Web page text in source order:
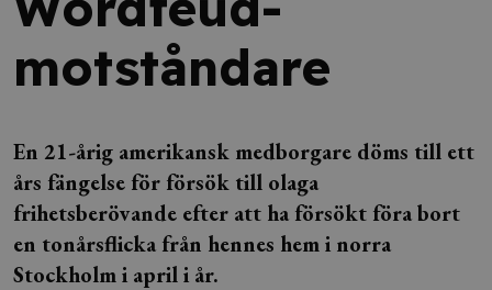
motståndare
En 21-årig amerikansk medborgare döms till ett
års fängelse för försök till olaga
frihetsberövande efter att ha försökt föra bort
en tonårsflicka från hennes hem i norra
Stockholm i april i år.